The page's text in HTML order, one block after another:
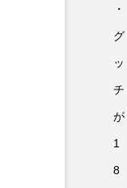
・
グ
ッ
チ
が
1
8